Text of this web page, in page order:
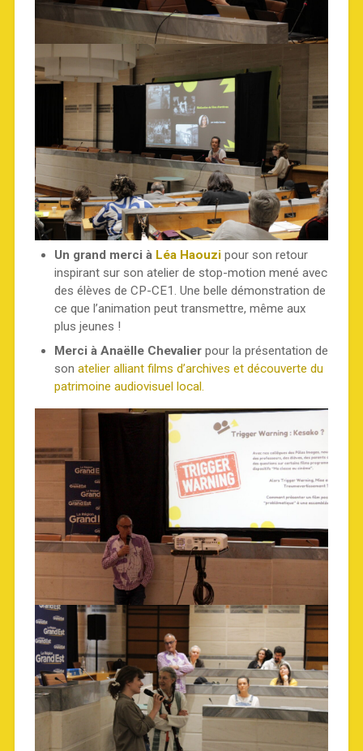
Un grand merci à Léa Haouzi pour son retour
inspirant sur son atelier de stop-motion mené avec
des élèves de CP-CE1. Une belle démonstration de
ce que l’animation peut transmettre, même aux
plus jeunes !
Merci à Anaëlle Chevalierpour la présentation de
son atelier alliant films d’archives et découverte du
patrimoine audiovisuel local.